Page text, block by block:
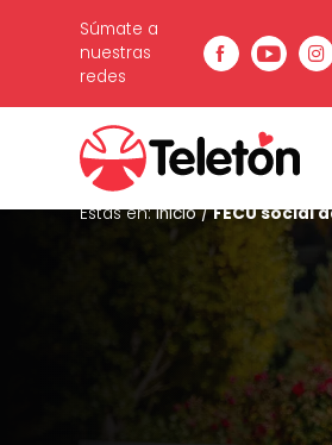
Súmate a
nuestras
redes
Estás en:Inicio/FECU social